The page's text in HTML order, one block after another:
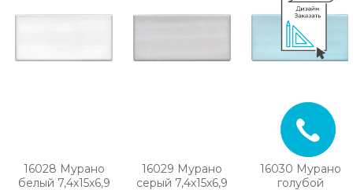
16028 Мурано
белый 7,4х15х6,9
16029 Мурано
серый 7,4х15х6,9
16030 Мурано
голубой